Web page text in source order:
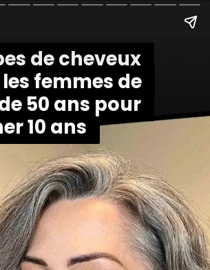
de cheveux
femmes de
50 ans pour
10 ans
de cheveux
femmes de
50 ans pour
10 ans